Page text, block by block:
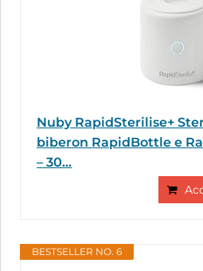
Nuby RapidSterilise+
biberon RapidBottle e
– 30...
BESTSELLER NO. 6